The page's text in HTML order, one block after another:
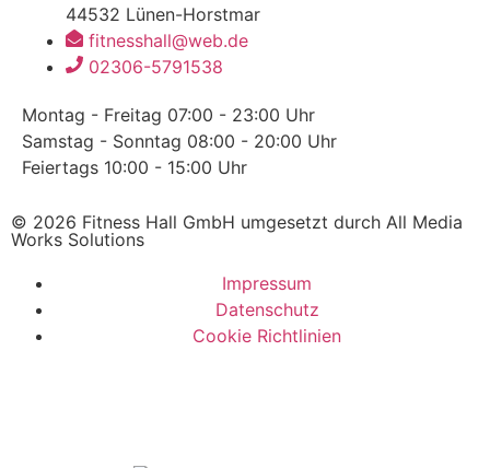
44532 Lünen-Horstmar
fitnesshall@web.de
02306-5791538
Montag - Freitag 07:00 - 23:00 Uhr
Samstag - Sonntag 08:00 - 20:00 Uhr
Feiertags 10:00 - 15:00 Uhr
© 2026 Fitness Hall GmbH umgesetzt durch All Media
Works Solutions
Impressum
Datenschutz
Cookie Richtlinien